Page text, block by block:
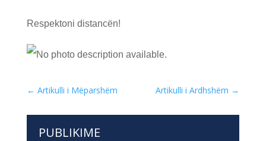
Respektoni distancën!
← Artikulli i Mëparshëm Artikulli i Ardhshëm →
PUBLIKIME